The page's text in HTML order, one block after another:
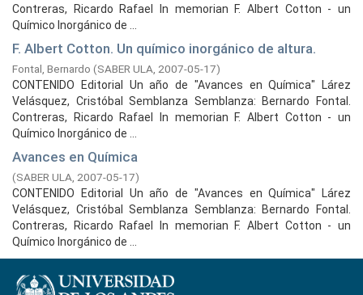
Contreras, Ricardo Rafael In memorian F. Albert Cotton - un
Químico Inorgánico de ...
F. Albert Cotton. Un químico inorgánico de altura.
Fontal, Bernardo (SABER ULA, 2007-05-17)
CONTENIDO Editorial Un año de "Avances en Química" Lárez
Velásquez, Cristóbal Semblanza Semblanza: Bernardo Fontal.
Contreras, Ricardo Rafael In memorian F. Albert Cotton - un
Químico Inorgánico de ...
Avances en Química
(SABER ULA, 2007-05-17)
CONTENIDO Editorial Un año de "Avances en Química" Lárez
Velásquez, Cristóbal Semblanza Semblanza: Bernardo Fontal.
Contreras, Ricardo Rafael In memorian F. Albert Cotton - un
Químico Inorgánico de ...